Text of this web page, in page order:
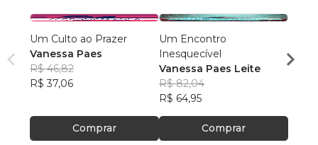
Um Culto ao Prazer
Vanessa Paes
R$ 46,82
R$ 37,06
Comprar
Um Encontro
Inesquecível
Vanessa Paes Leite
R$ 82,04
R$ 64,95
Comprar